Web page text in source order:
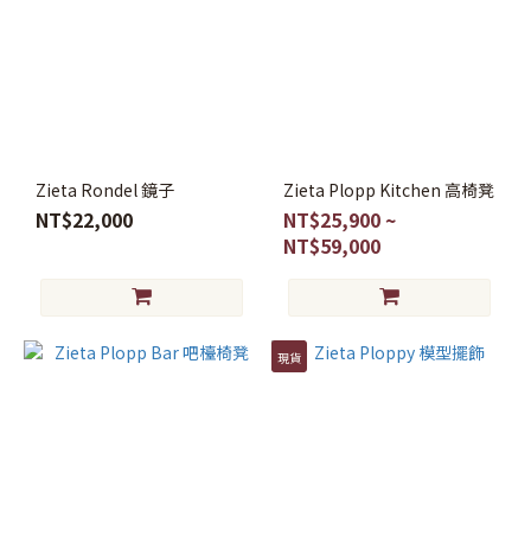
Zieta Rondel 鏡子
NT$22,000
Zieta Plopp Kitchen 高椅凳
NT$25,900 ~
NT$59,000
現貨